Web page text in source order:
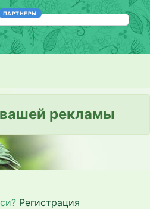
ПАРТНЕРЫ
рекламы
Регистрация